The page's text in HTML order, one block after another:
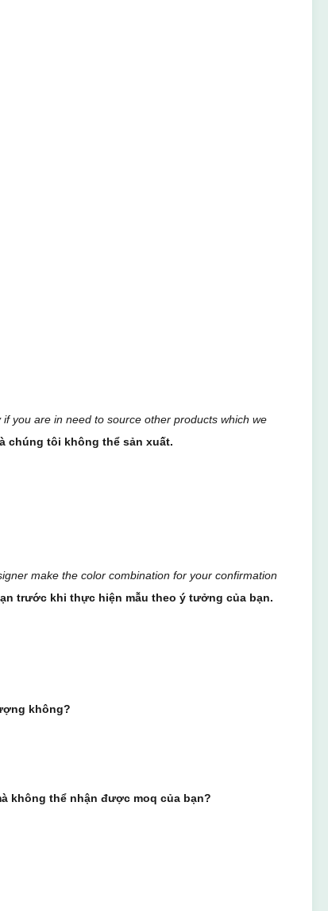
you are in need to source other products which we
chúng tôi không thể sản xuất.
make the color combination for your confirmation
trước khi thực hiện mẫu theo ý tưởng của bạn.
không?
không thể nhận được moq của bạn?